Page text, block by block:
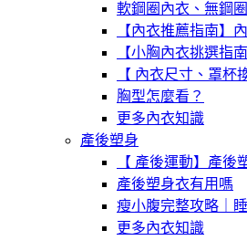
軟鋼圈內衣、無鋼
【內衣推薦指南】
【小胸內衣挑選指
【 內衣尺寸、罩杯
胸型怎麼看？
更多內衣知識
產後塑身
【 產後運動】產後
產後塑身衣有用嗎
瘦小腹完整攻略｜
更多內衣知識